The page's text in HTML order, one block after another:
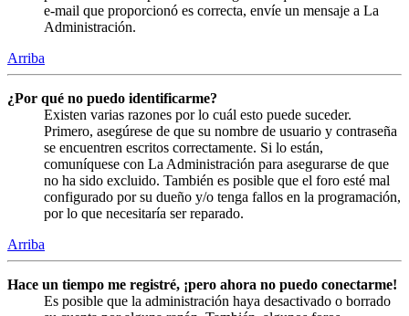
e-mail que proporcionó es correcta, envíe un mensaje a La
Administración.
Arriba
¿Por qué no puedo identificarme?
Existen varias razones por lo cuál esto puede suceder.
Primero, asegúrese de que su nombre de usuario y contraseña
se encuentren escritos correctamente. Si lo están,
comuníquese con La Administración para asegurarse de que
no ha sido excluido. También es posible que el foro esté mal
configurado por su dueño y/o tenga fallos en la programación,
por lo que necesitaría ser reparado.
Arriba
Hace un tiempo me registré, ¡pero ahora no puedo conectarme!
Es posible que la administración haya desactivado o borrado